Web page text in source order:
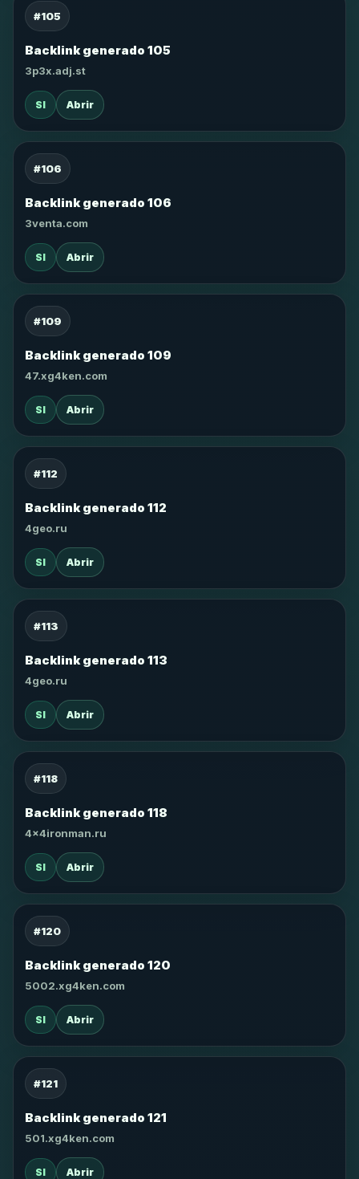
#105
Backlink generado 105
3p3x.adj.st
SI Abrir
#106
Backlink generado 106
3venta.com
SI Abrir
#109
Backlink generado 109
47.xg4ken.com
SI Abrir
#112
Backlink generado 112
4geo.ru
SI Abrir
#113
Backlink generado 113
4geo.ru
SI Abrir
#118
Backlink generado 118
4x4ironman.ru
SI Abrir
#120
Backlink generado 120
5002.xg4ken.com
SI Abrir
#121
Backlink generado 121
501.xg4ken.com
SI Abrir